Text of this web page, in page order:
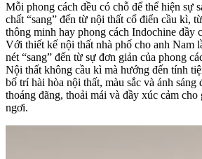
Mỗi phong cách đều có chỗ để thể hiện sự
chất “sang” đến từ nội thất cổ điển cầu kì,
thông minh hay phong cách Indochine đầy
Với thiết kế nội thất nhà phố cho anh Nam
nét “sang” đến từ sự đơn giản của phong
Nội thất không cầu kì mà hướng đến tính
bố trí hài hòa nội thất, màu sắc và ánh sáng
thoáng đãng, thoải mái và đầy xúc cảm
ngơi.